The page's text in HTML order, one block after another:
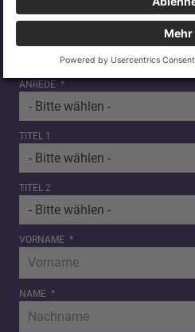
ANREDE *
TITEL 1
TITEL 2
VORNAME *
NAME *